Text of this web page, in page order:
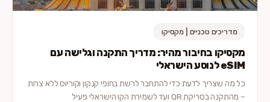
מדריכים טכניים | מקסיקו
מקסיקו בחיבור מהיר: מדריך התקנה וגלישה עם
eSIM לנוסע הישראלי
כל מה שצריך לדעת כדי להתחבר לרשת בחופי קנקון וקוריוס ללא צרות
– מהתקנה בסריקת QR ועד לשמירת הקו הישראלי פעיל